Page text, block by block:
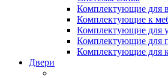
Комплектующие для
Комплектующие к
Комплектующие для
Комплектующие для
Комплектующие для
Двери